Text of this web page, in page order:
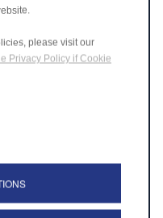
please visit our
Privacy Policy if Cookie